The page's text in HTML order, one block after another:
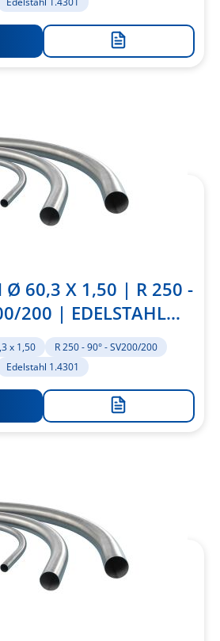
Zur
Ø 60,3 X 1,50 | R 250 -
200 | EDELSTAHL
1.4301
x 1,50
R 250 - 90° - SV200/200
Edelstahl 1.4301
Zur